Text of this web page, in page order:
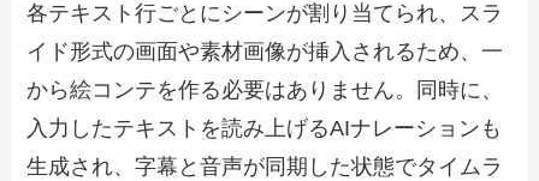
各テキスト行ごとにシーンが割り当てられ、スラ
イド形式の画面や素材画像が挿入されるため、一
から絵コンテを作る必要はありません。同時に、
入力したテキストを読み上げるAIナレーションも
生成され、字幕と音声が同期した状態でタイムラ